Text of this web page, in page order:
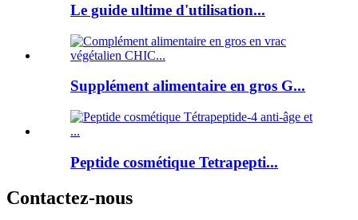
Le guide ultime d'utilisation...
Supplément alimentaire en gros G...
Peptide cosmétique Tetrapepti...
Contactez-nous